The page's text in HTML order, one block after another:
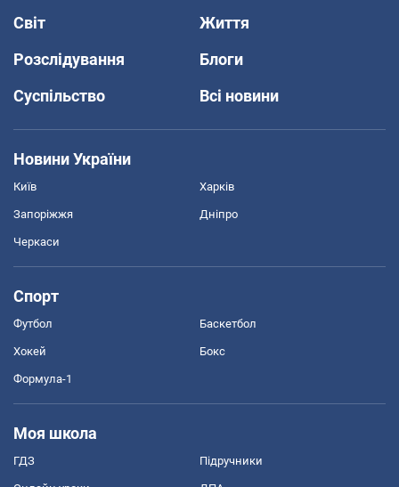
Світ
Життя
Розслідування
Блоги
Суспільство
Всі новини
Новини України
Київ Харків
Запоріжжя Дніпро
Черкаси
Спорт
Футбол Баскетбол
Хокей Бокс
Формула-1
Моя школа
ГДЗ Підручники